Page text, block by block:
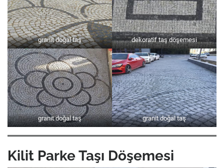
granit doğal taş dekoratif taş döşemesi
granit doğal taş granit doğal taş
Kilit Parke Taşı Döşemesi